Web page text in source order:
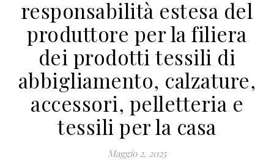
responsabilità estesa del
produttore per la filiera
dei prodotti tessili di
abbigliamento, calzature,
accessori, pelletteria e
tessili per la casa
Maggio 2, 2025